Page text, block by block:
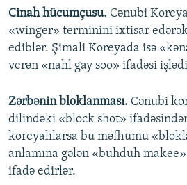
Cinah hücumçusu. Cənubi
«winger» terminini ixtisar
ediblər. Şimali Koreyada isə
verən «nahl gay soo» ifadəsi
Zərbənin bloklanması. Cənubi
dilindəki «block shot»
koreyalılarsa bu məfhumu
anlamına gələn «buhduh
ifadə edirlər.